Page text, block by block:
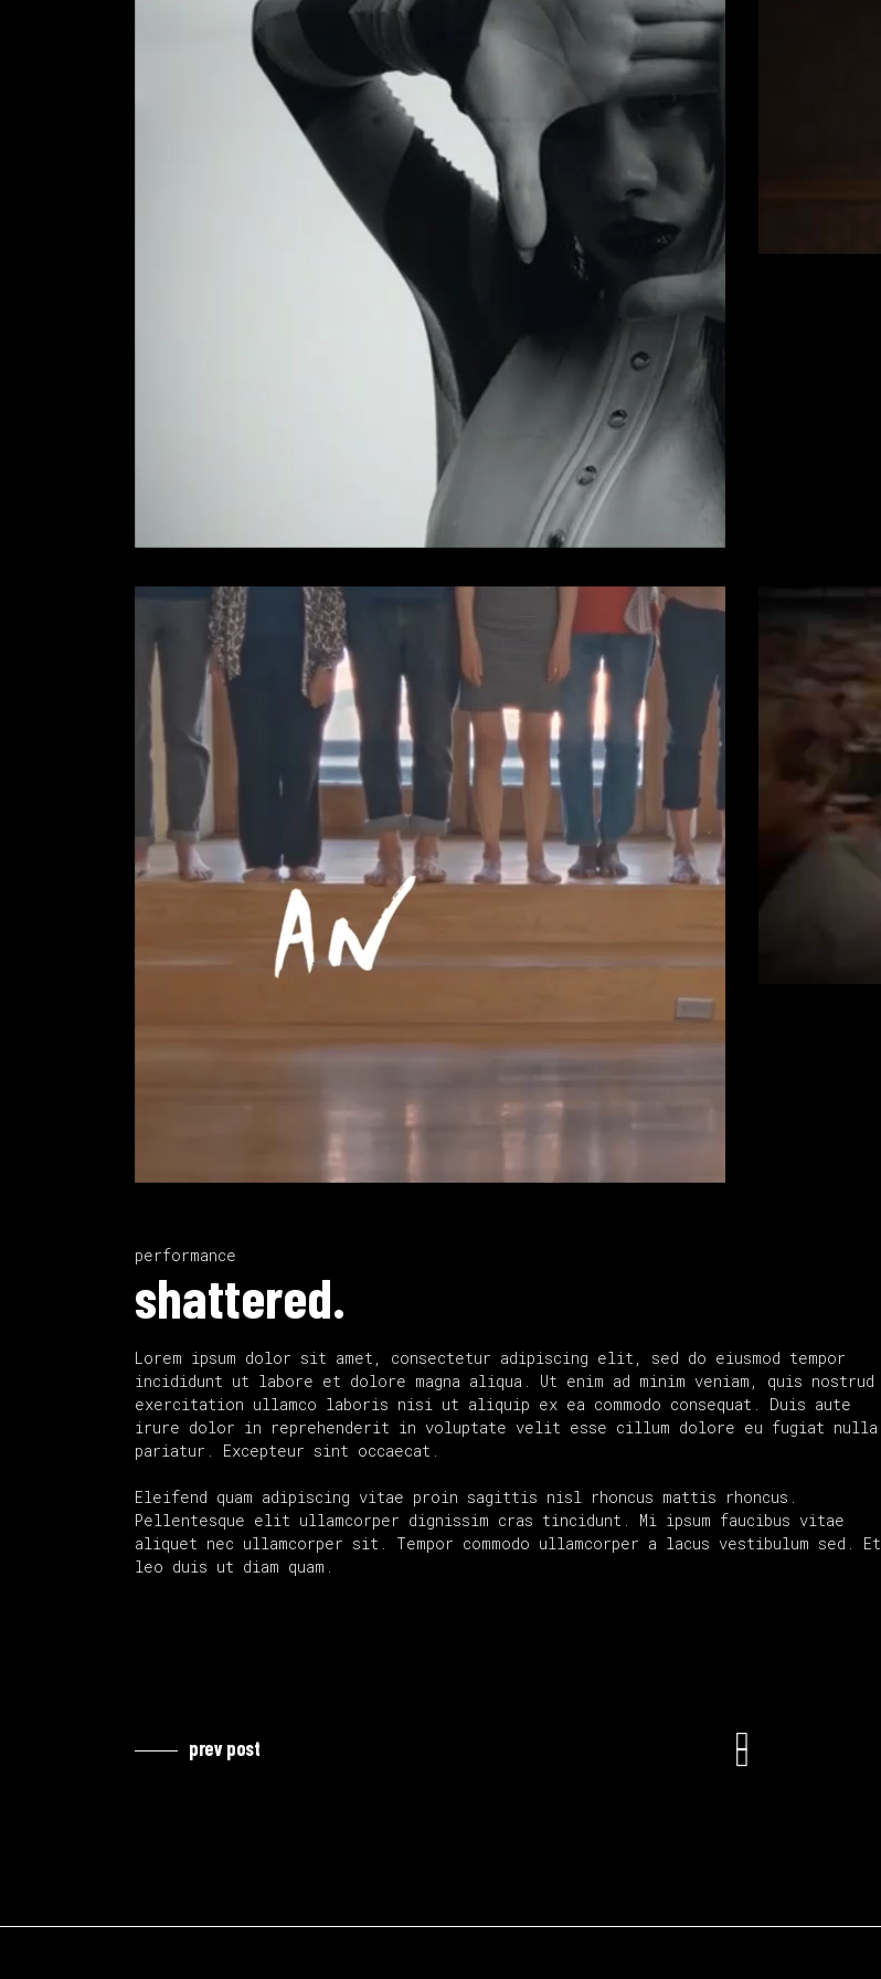
performance
shattered.
Lorem ipsum dolor sit amet, consectetur adipiscing elit, sed do eiusmod tempor
incididunt ut labore et dolore magna aliqua. Ut enim ad minim veniam, quis nostrud
exercitation ullamco laboris nisi ut aliquip ex ea commodo consequat. Duis aute
irure dolor in reprehenderit in voluptate velit esse cillum dolore eu fugiat nulla
pariatur. Excepteur sint occaecat.
Eleifend quam adipiscing vitae proin sagittis nisl rhoncus mattis rhoncus.
Pellentesque elit ullamcorper dignissim cras tincidunt. Mi ipsum faucibus vitae
aliquet nec ullamcorper sit. Tempor commodo ullamcorper a lacus vestibulum sed. Et
leo duis ut diam quam.
prev post